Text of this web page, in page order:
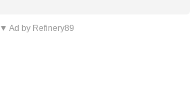
▼ Ad by Refinery89